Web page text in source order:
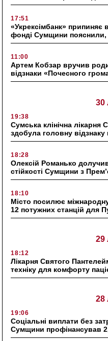
17:51
«Укрексімбанк» припиняє
фонді Сумщини
11:00
Артем Кобзар вручив
відзнаки «Почесного
30
19:38
Сумська клінічна лікарня
здобула головну
18:28
Олексій Романько
стійкості Сумщини з
18:10
Місто посилює
12 потужних станцій для
29
18:12
Лікарня Святого
техніку для комфорту
28
19:06
Соціальні виплати без
Сумщини профінансував